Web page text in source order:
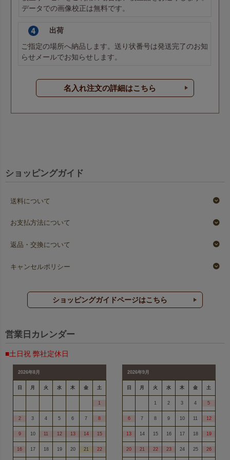
データでの画像校正は無料です。
出荷
ご指定の場所へ納品します。送り状番号は発送完了のお知
らせメールでお知らせします。
名入れ注文の詳細はこちら
ショッピングガイド
送料について
お支払方法について
返品・交換について
キャンセルポリシー
ショッピングガイドページはこちら
営業日カレンダー
■土日祝 弊社定休日
2026年8月
日 月 火 水 木 金 土
1
2 3 4 5 6 7 8
9 10 11 12 13 14 15
16 17 18 19 20 21 22
2026年9月
日 月 火 水 木 金 土
1 2 3 4 5
6 7 8 9 10 11 12
13 14 15 16 17 18 19
20 21 22 23 24 25 26